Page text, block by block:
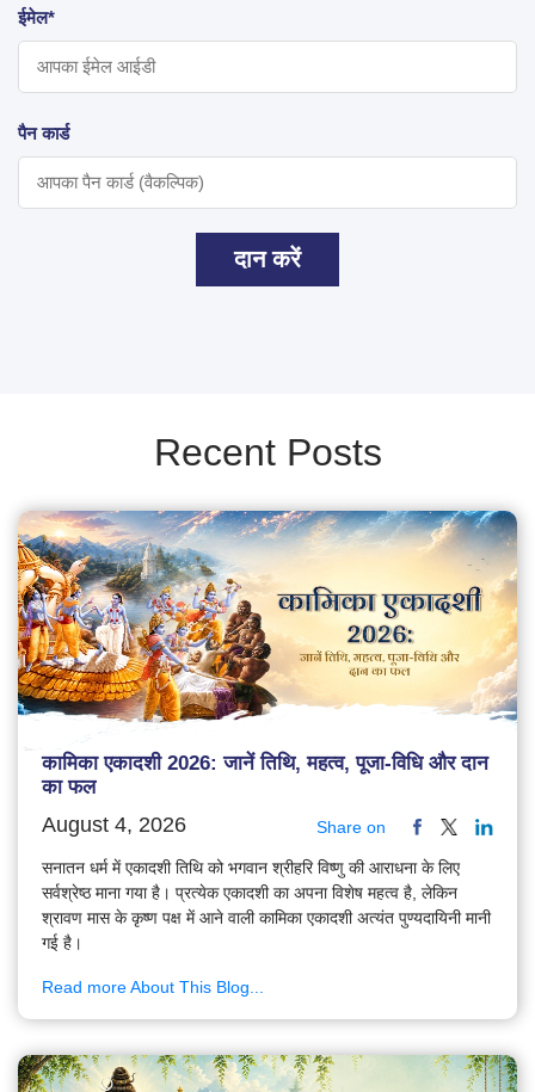
ईमेल*
पैन कार्ड
दान करें
Recent Posts
कामिका एकादशी 2026: जानें तिथि, महत्व, पूजा-विधि और दान
का फल
August 4, 2026 Share on
सनातन धर्म में एकादशी तिथि को भगवान श्रीहरि विष्णु की आराधना के लिए
सर्वश्रेष्ठ माना गया है। प्रत्येक एकादशी का अपना विशेष महत्व है, लेकिन
श्रावण मास के कृष्ण पक्ष में आने वाली कामिका एकादशी अत्यंत पुण्यदायिनी मानी
गई है।
Read more About This Blog...